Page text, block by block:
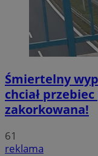
Śmiertelny
chciał
zakorkowana!
61
reklama